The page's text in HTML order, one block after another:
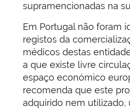
supramencionadas na
Em Portugal não foram
registos da
médicos destas
a que existe livre
espaço económico
recomenda que este
adquirido nem utilizado,